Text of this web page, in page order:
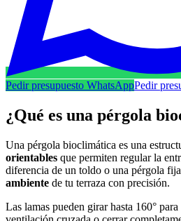
Pedir presupuesto WhatsAppPedir
¿Qué es una pérgola
Una pérgola bioclimática es una
orientables que permiten regular la
diferencia de un toldo o una pérgola
ambiente de tu terraza con precisión.
Las lamas pueden girar hasta 160°